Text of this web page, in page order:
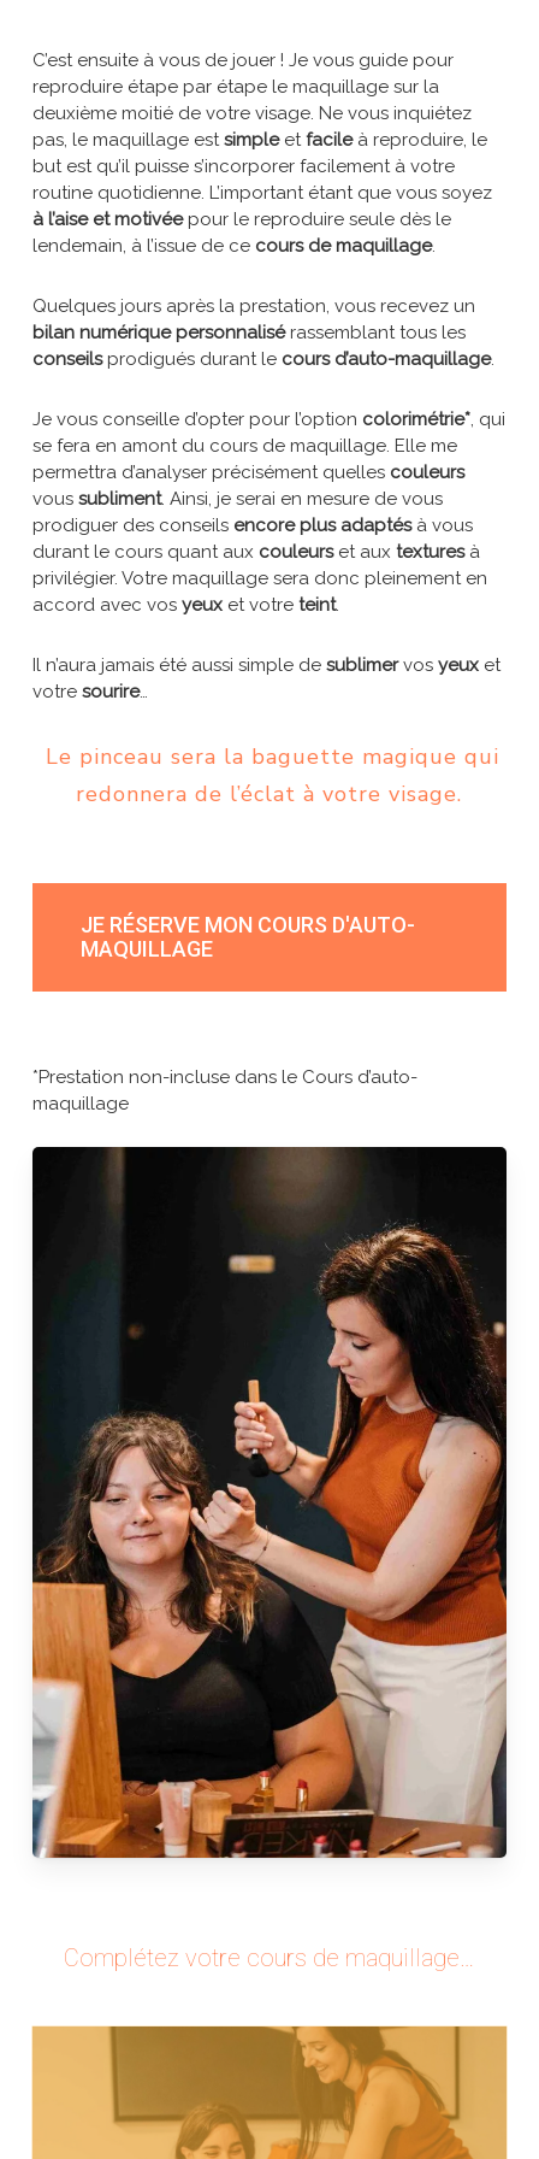
C’est ensuite à vous de jouer ! Je vous guide pour
reproduire étape par étape le maquillage sur la
deuxième moitié de votre visage. Ne vous inquiétez
pas, le maquillage estsimpleetfacileà reproduire, le
but est qu’il puisse s’incorporer facilement à votre
routine quotidienne. L’important étant que vous soyez
à l’aise et motivéepour le reproduire seule dès le
lendemain, à l’issue de ce cours de maquillage.
Quelques jours après la prestation, vous recevez un
bilan numérique personnalisérassemblant tous les
conseilsprodigués durant le cours d’auto-maquillage.
Je vous conseille d’opter pour l’option colorimétrie*, qui
se fera en amont du cours de maquillage. Elle me
permettra d’analyser précisément quelles couleurs
voussubliment. Ainsi, je serai en mesure de vous
prodiguer des conseils encore plus adaptésà vous
durant le cours quant aux couleurset auxtexturesà
privilégier. Votre maquillage sera donc pleinement en
accord avec vosyeux et votreteint.
Il n’aura jamais été aussi simple desublimervosyeux et
votresourire…
Le pinceau sera la baguette magique qui
redonnera de l’éclat à votre visage.
JE RÉSERVE MON COURS D'AUTO-
MAQUILLAGE
*Prestation non-incluse dans le Cours d’auto-
maquillage
Complétez votre cours de maquillage…
Nous définissons le panel de couleurs
qui vous sublime, fait ressortir vos
yeux et lisse votre teint. La